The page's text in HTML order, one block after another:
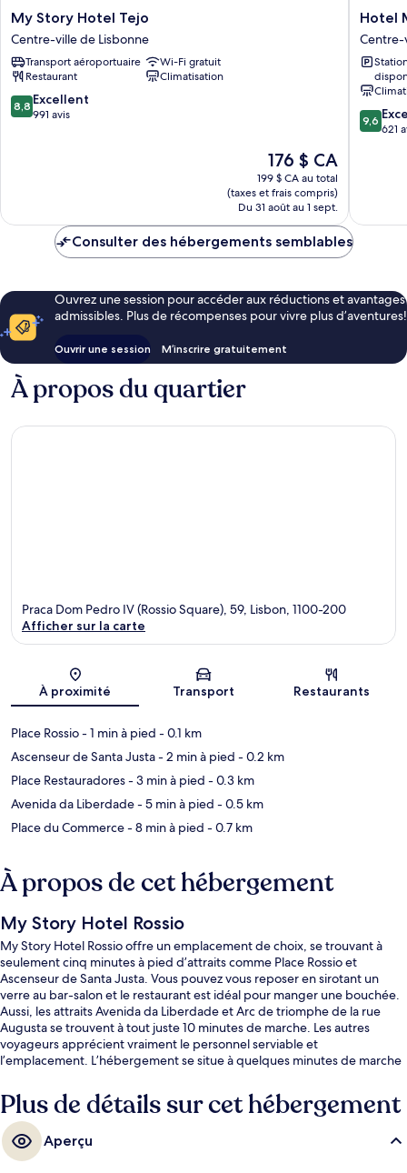
My
Story
Hotel
Tejo
Centre-
ville
de
My Story Hotel Tejo
Centre-ville de Lisbonne
Transport aéroportuaire
Wi-Fi gratuit
Restaurant
Climatisation
8.8
sur
8,8 Excellent
991 avis
Le
prix
est
de
176 $ CA
176 $ CA
199 $ CA au total
(taxes et frais compris)
Du 31 août au 1 sept.
Hotel
Moon
&
Sun
Lisboa
Centre-
ville
de
Hotel
Centre-
9.6
sur
9,6
621
Consulter des hébergements semblables
Ouvrez une session pour accéder aux réductions et avantages
admissibles. Plus de récompenses pour vivre plus d’aventures!
Ouvrir une session M’inscrire gratuitement
À propos du quartier
Carte
Praca Dom Pedro IV (Rossio Square), 59, Lisbon, 1100-200
Afficher sur la carte
À proximité Transport Restaurants
Place Rossio- 1 min à pied - 0.1 km
Ascenseur de Santa Justa- 2 min à pied - 0.2 km
Place Restauradores- 3 min à pied - 0.3 km
Avenida da Liberdade- 5 min à pied - 0.5 km
Place du Commerce- 8 min à pied - 0.7 km
À propos de cet hébergement
My Story Hotel Rossio
My Story Hotel Rossio offre un emplacement de choix, se trouvant à
seulement cinq minutes à pied d’attraits comme Place Rossio et
Ascenseur de Santa Justa. Vous pouvez vous reposer en sirotant un
verre au bar-salon et le restaurant est idéal pour manger une bouchée.
Aussi, les attraits Avenida da Liberdade et Arc de triomphe de la rue
Augusta se trouvent à tout juste 10 minutes de marche. Les autres
voyageurs apprécient vraiment le personnel serviable et
l’emplacement. L’hébergement se situe à quelques minutes de marche
quelques pas et Station de métro Restauradores se trouve à 3 minutes.
Plus de détails sur cet hébergement
Aperçu